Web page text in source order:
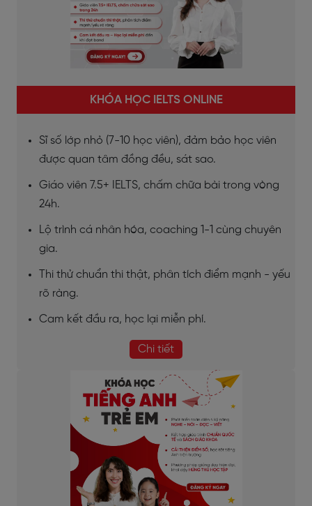
KHÓA HỌC IELTS ONLINE
Sĩ số lớp nhỏ (7-10 học viên), đảm bảo học viên
được quan tâm đồng đều, sát sao.
Giáo viên 7.5+ IELTS, chấm chữa bài trong vòng
24h.
Lộ trình cá nhân hóa, coaching 1-1 cùng chuyên
gia.
Thi thử chuẩn thi thật, phân tích điểm mạnh - yếu
rõ ràng.
Cam kết đầu ra, học lại miễn phí.
Chi tiết